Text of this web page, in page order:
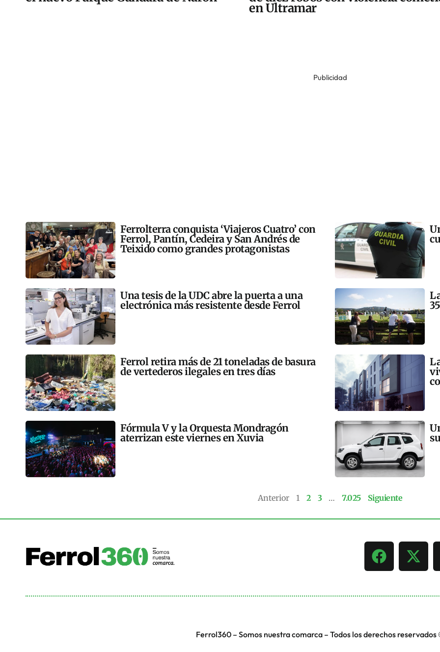
en Ultramar
Publicidad
Ferrolterra conquista ‘Viajeros Cuatro’ con
Ferrol, Pantín, Cedeira y San Andrés de
Teixido como grandes protagonistas
Una tesis de la UDC abre la puerta a una
electrónica más resistente desde Ferrol
Ferrol retira más de 21 toneladas de basura
de vertederos ilegales en tres días
Fórmula V y la Orquesta Mondragón
aterrizan este viernes en Xuvia
Anterior 1 2 3 … 7.025 Siguiente
Ferrol360 – Somos nuestra comarca – Todos los derechos